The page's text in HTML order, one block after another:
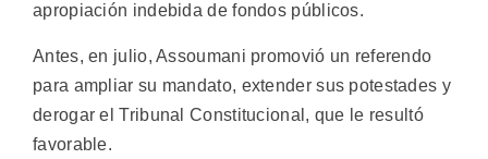
apropiación indebida de fondos públicos.
Antes, en julio, Assoumani promovió un referendo
para ampliar su mandato, extender sus potestades y
derogar el Tribunal Constitucional, que le resultó
favorable.